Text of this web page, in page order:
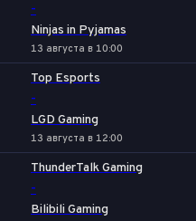
-
Ninjas in Pyjamas
13 августа в 10:00
Top Esports
-
LGD Gaming
13 августа в 12:00
ThunderTalk Gaming
-
Bilibili Gaming